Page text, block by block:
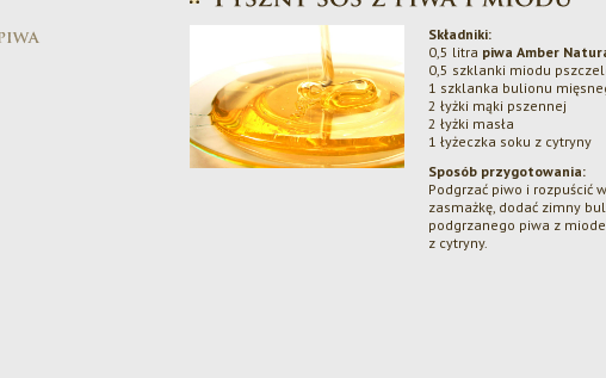
Składniki:
0,5 litra piwa Amber
0,5 szklanki miodu
1 szklanka bulionu
2 łyżki mąki pszennej
2 łyżki masła
1 łyżeczka soku z cytryny
Sposób przygotowania:
Podgrzać piwo i rozpuścić
zasmażkę, dodać zimny
podgrzanego piwa z
z cytryny.